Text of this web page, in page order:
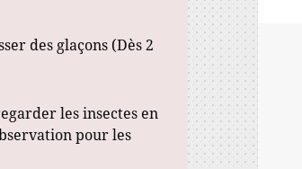
des glaçons (Dès 2
les insectes en
pour les